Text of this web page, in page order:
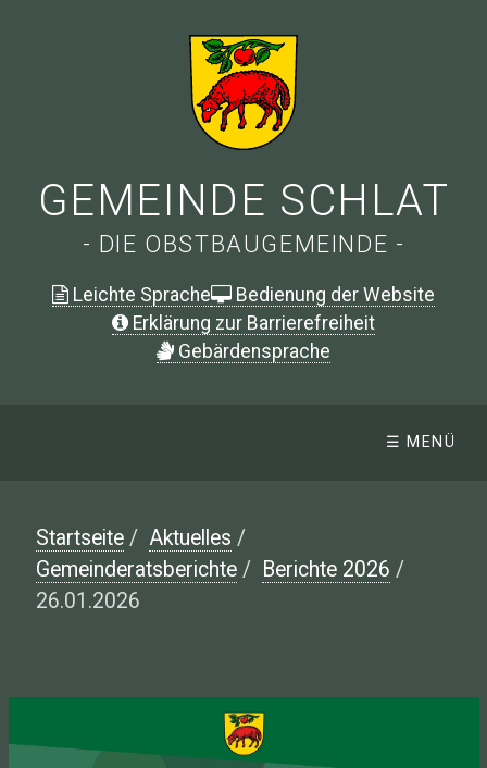
GEMEINDE SCHLAT
- DIE OBSTBAUGEMEINDE -
Leichte Sprache
Bedienung der Website
Erklärung zur Barrierefreiheit
Gebärdensprache
☰ MENÜ
Startseite / Aktuelles /
Gemeinderatsberichte / Berichte 2026 /
26.01.2026